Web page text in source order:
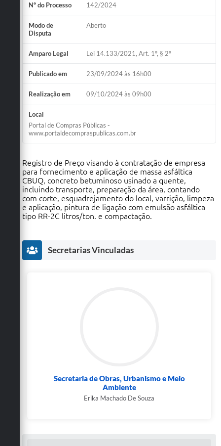
Nº do Processo 142/2024
Modo de
Disputa
Aberto
Amparo Legal Lei 14.133/2021, Art. 1º, § 2º
Publicado em 23/09/2024 às 16h00
Realização em 09/10/2024 às 09h00
Local
Portal de Compras Públicas -
www.portaldecompraspublicas.com.br
Registro de Preço visando à contratação de empresa
para fornecimento e aplicação de massa asfáltica
CBUQ, concreto betuminoso usinado a quente,
incluindo transporte, preparação da área, contando
com corte, esquadrejamento do local, varrição, limpeza
e aplicação, pintura de ligação com emulsão asfáltica
tipo RR-2C litros/ton. e compactação.
Secretarias Vinculadas
Secretaria de Obras, Urbanismo e Meio
Ambiente
Erika Machado De Souza